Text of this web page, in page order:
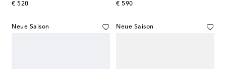
€ 520
original price
€ 590
original price
Neue Saison Neue Saison